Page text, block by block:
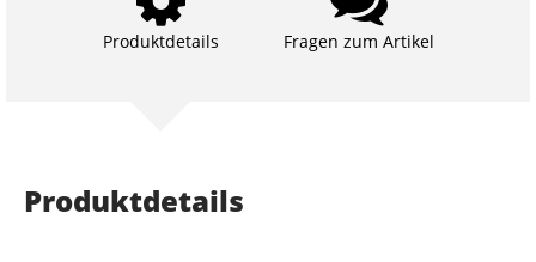
Produktdetails Fragen zum Artikel
Produktdetails